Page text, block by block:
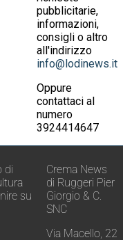
pubblicitarie,
informazioni,
consigli o altro
all'indirizzo
info@lodinews.it
Oppure
contattaci al
numero
3924414647
di
su
Crema News
di Ruggeri Pier
Giorgio & C.
SNC
Via Macello, 22